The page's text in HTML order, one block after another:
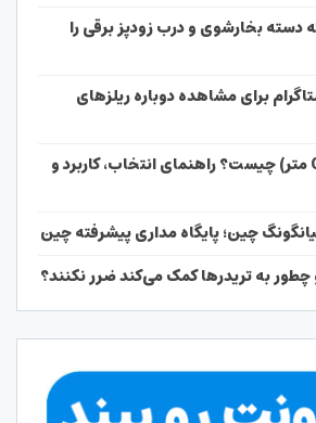
دسته بخارشوی و درب زودپز برقی را
برای مشاهده دوباره ریلزهای
فلومتر هوا (CFM متر) چیست؟ راهنمای انتخاب، کاربرد و
چین؛ پایگاه مداری پیشرفته چین
به تریدرها کمک می‌کند ضرر نکنند؟